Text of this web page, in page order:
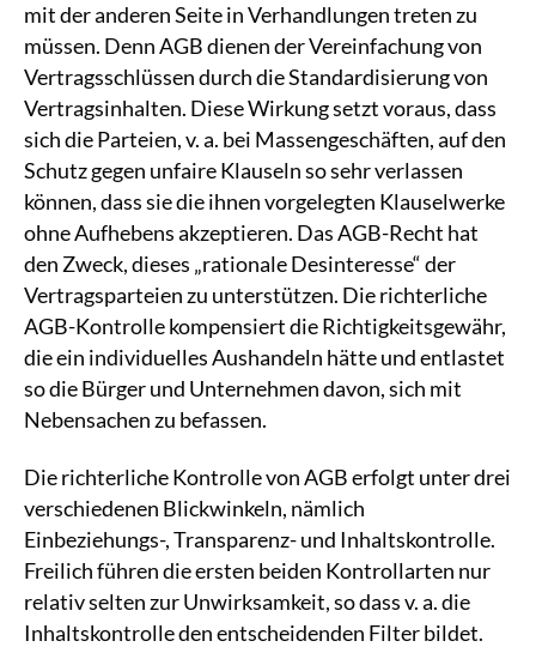
mit der anderen Seite in Verhandlungen treten zu
müssen. Denn AGB dienen der Vereinfachung von
Vertragsschlüssen durch die Standardisierung von
Vertragsinhalten. Diese Wirkung setzt voraus, dass
sich die Parteien, v. a. bei Massengeschäften, auf den
Schutz gegen unfaire Klauseln so sehr verlassen
können, dass sie die ihnen vorgelegten Klauselwerke
ohne Aufhebens akzeptieren. Das AGB-Recht hat
den Zweck, dieses „rationale Desinteresse“ der
Vertragsparteien zu unterstützen. Die richterliche
AGB-Kontrolle kompensiert die Richtigkeitsgewähr,
die ein individuelles Aushandeln hätte und entlastet
so die Bürger und Unternehmen davon, sich mit
Nebensachen zu befassen.
Die richterliche Kontrolle von AGB erfolgt unter drei
verschiedenen Blickwinkeln, nämlich
Einbeziehungs-, Transparenz- und Inhaltskontrolle.
Freilich führen die ersten beiden Kontrollarten nur
relativ selten zur Unwirksamkeit, so dass v. a. die
Inhaltskontrolle den entscheidenden Filter bildet.